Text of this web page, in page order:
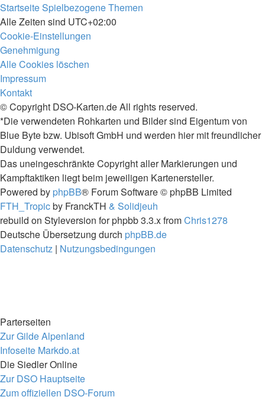
StartseiteSpielbezogene Themen
Alle Zeiten sind UTC+02:00
Cookie-Einstellungen
Genehmigung
Alle Cookies löschen
Impressum
Kontakt
© Copyright DSO-Karten.de All rights reserved.
*Die verwendeten Rohkarten und Bilder sind Eigentum von
Blue Byte bzw. Ubisoft GmbH und werden hier mit freundlicher
Duldung verwendet.
Das uneingeschränkte Copyright aller Markierungen und
Kampftaktiken liegt beim jeweiligen Kartenersteller.
Powered by phpBB® Forum Software © phpBB Limited
FTH_Tropicby FranckTH & Solidjeuh
rebuild on Styleversion for phpbb 3.3.x fromChris1278
Deutsche Übersetzung durch phpBB.de
Datenschutz | Nutzungsbedingungen
Parterseiten
Zur Gilde Alpenland
Infoseite Markdo.at
Die Siedler Online
Zur DSO Hauptseite
Zum offiziellen DSO-Forum